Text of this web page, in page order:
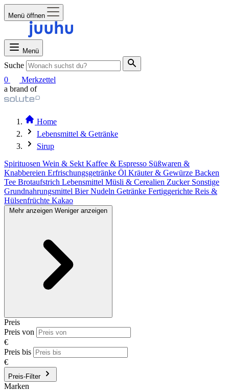
Menü öffnen
Menü
Suche
0
Merkzettel
a brand of
Home
Lebensmittel & Getränke
Sirup
Spirituosen Wein & Sekt Kaffee & Espresso Süßwaren &
Knabbereien Erfrischungsgetränke Öl Kräuter & Gewürze Backen
Tee Brotaufstrich Lebensmittel Müsli & Cerealien Zucker Sonstige
Grundnahrungsmittel BierNudeln Getränke Fertiggerichte Reis &
Hülsenfrüchte Kakao
Mehr anzeigen Weniger anzeigen
Preis
Preis von
€
Preis bis
€
Preis-Filter
Marken